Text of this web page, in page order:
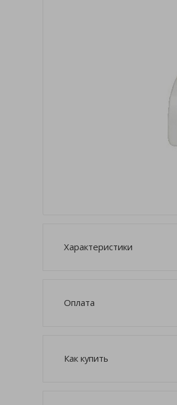
Характеристики
Оплата
Как купить